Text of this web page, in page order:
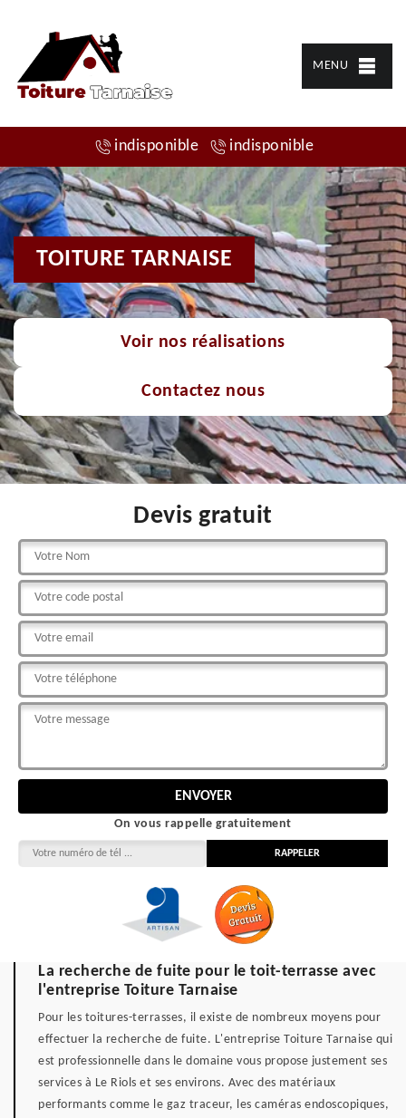
MENU
indisponible indisponible
TOITURE TARNAISE
Voir nos réalisations
Contactez nous
Devis gratuit
On vous rappelle gratuitement
La recherche de fuite pour le toit-terrasse avec
l'entreprise Toiture Tarnaise
Pour les toitures-terrasses, il existe de nombreux moyens pour
effectuer la recherche de fuite. L'entreprise Toiture Tarnaise qui
est professionnelle dans le domaine vous propose justement ses
services à Le Riols et ses environs. Avec des matériaux
performants comme le gaz traceur, les caméras endoscopiques,